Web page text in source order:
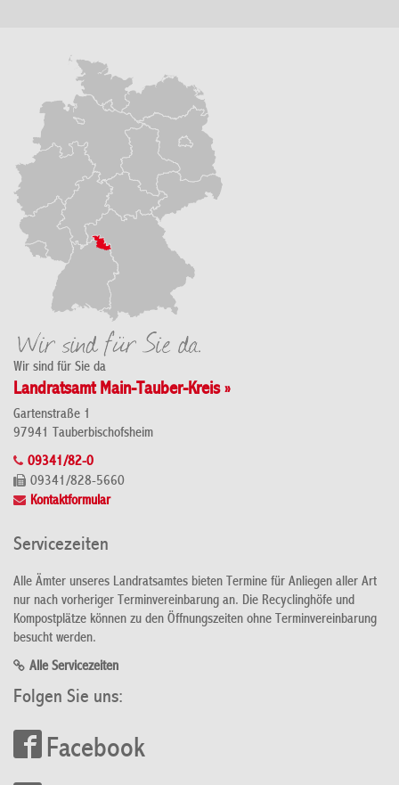
Wir sind für Sie da
Landratsamt Main-Tauber-Kreis »
Gartenstraße 1
97941 Tauberbischofsheim
09341/82-0
09341/828-5660
Kontaktformular
Servicezeiten
Alle Ämter unseres Landratsamtes bieten Termine für Anliegen aller Art
nur nach vorheriger Terminvereinbarung an. Die Recyclinghöfe und
Kompostplätze können zu den Öffnungszeiten ohne Terminvereinbarung
besucht werden.
Alle Servicezeiten
Folgen Sie uns:
Facebook